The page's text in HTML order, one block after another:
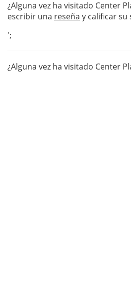
¿Alguna vez ha visitado Center
escribir una reseña y calificar su
';
¿Alguna vez ha visitado Center